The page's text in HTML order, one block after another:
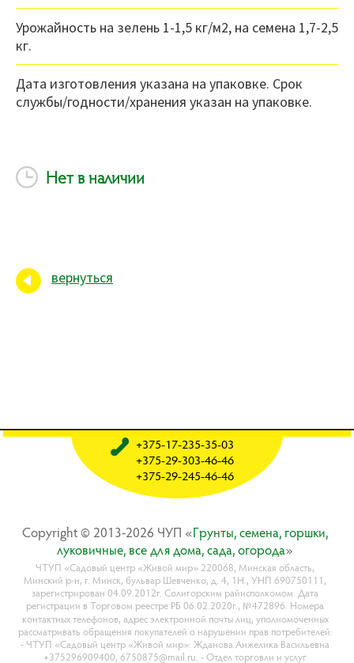
Урожайность на зелень 1-1,5 кг/м2, на семена 1,7-2,5
кг.
Дата изготовления указана на упаковке. Срок
службы/годности/хранения указан на упаковке.
Нет в наличии
вернуться
Copyright © 2013-2026 ЧУП «Гpyнты, ceмeнa, гopшки,
лyкoвичныe, вce для дoмa, caдa, oгopoдa»
ЧТУП «Садовый центр «Живой мир» 220068, Минская область,
Минский р-н, г. Минск, бульвар Шевченко, д. 4, 1Н., УНП 690750111,
зарегистрирован 04.09.2012г. Солигорским райисполкомом. Дата
регистрации в Торговом реестре РБ 06.02.2020г., №472896. Номера
контактных телефонов, адрес электронной почты лиц, уполномоченных
рассматривать обращения покупателей о нарушении прав потребителей:
- ЧТУП «Садовый центр «Живой мир»: Жданова Анжелика Васильевна
+375296909400, 6750875@mail.ru. - Отдел торговли и услуг
+375-17-235-35-03
+375-29-303-46-46
+375-29-245-46-46